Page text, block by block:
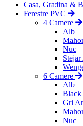
Casa, Gradina &
Ferestre PVC
4 Camere
Alb
Nuc
6 Camere
Alb
Black
Gri
Nuc